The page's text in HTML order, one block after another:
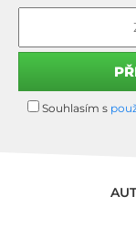
Souhlasím s